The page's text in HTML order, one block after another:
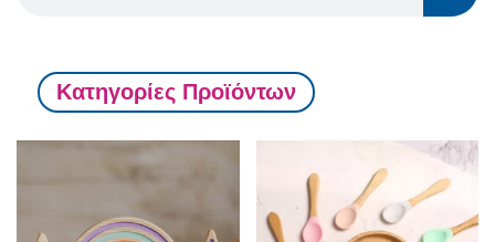
Κατηγορίες Προϊόντων